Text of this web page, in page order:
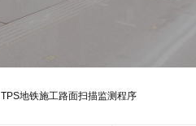
TPS地铁施工路面扫描监测程序